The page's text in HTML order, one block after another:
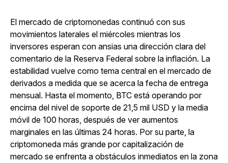
El mercado de criptomonedas continuó con sus
movimientos laterales el miércoles mientras los
inversores esperan con ansias una dirección clara del
comentario de la Reserva Federal sobre la inflación. La
estabilidad vuelve como tema central en el mercado de
derivados a medida que se acerca la fecha de entrega
mensual. Hasta el momento, BTC está operando por
encima del nivel de soporte de 21,5 mil USD y la media
móvil de 100 horas, después de ver aumentos
marginales en las últimas 24 horas. Por su parte, la
criptomoneda más grande por capitalización de
mercado se enfrenta a obstáculos inmediatos en la zona